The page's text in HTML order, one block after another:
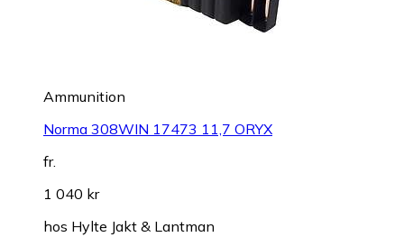
Ammunition
Norma 308WIN 17473 11,7 ORYX
fr.
1 040 kr
hos Hylte Jakt & Lantman